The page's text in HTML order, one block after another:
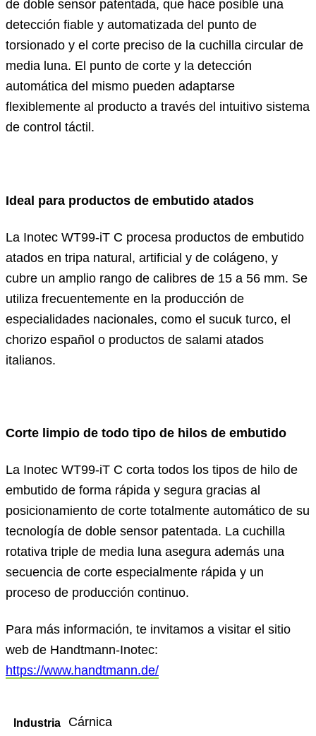
de doble sensor patentada, que hace posible una
detección fiable y automatizada del punto de
torsionado y el corte preciso de la cuchilla circular de
media luna. El punto de corte y la detección
automática del mismo pueden adaptarse
flexiblemente al producto a través del intuitivo sistema
de control táctil.
Ideal para productos de embutido atados
La Inotec WT99-iT C procesa productos de embutido
atados en tripa natural, artificial y de colágeno, y
cubre un amplio rango de calibres de 15 a 56 mm. Se
utiliza frecuentemente en la producción de
especialidades nacionales, como el sucuk turco, el
chorizo español o productos de salami atados
italianos.
Corte limpio de todo tipo de hilos de embutido
La Inotec WT99-iT C corta todos los tipos de hilo de
embutido de forma rápida y segura gracias al
posicionamiento de corte totalmente automático de su
tecnología de doble sensor patentada. La cuchilla
rotativa triple de media luna asegura además una
secuencia de corte especialmente rápida y un
proceso de producción continuo.
Para más información, te invitamos a visitar el sitio
web de Handtmann-Inotec:
https://www.handtmann.de/
Industria Cárnica